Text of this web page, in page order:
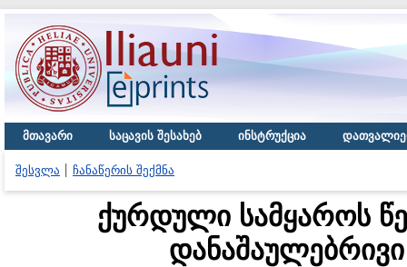
მთავარი საცავის შესახებ ინსტრუქცია
შესვლა ჩანაწერის შექმნა
ქურდული სამყაროს